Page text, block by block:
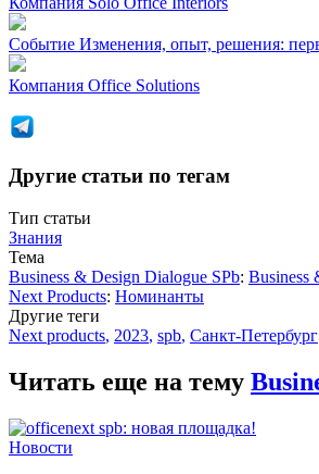
Событие Изменения, опыт, решения:
Компания Office Solutions
Другие статьи по тегам
Тип статьи
Знания
Тема
Business & Design Dialogue SPb: Business
Next Products: Номинанты
Другие теги
Next products, 2023, spb, Санкт-Петербург
Читать еще на тему
Новости